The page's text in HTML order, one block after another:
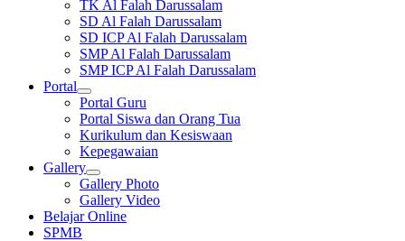
TK Al Falah Darussalam
SD Al Falah Darussalam
SD ICP Al Falah Darussalam
SMP Al Falah Darussalam
SMP ICP Al Falah Darussalam
Portal
Portal Guru
Portal Siswa dan Orang Tua
Kurikulum dan Kesiswaan
Kepegawaian
Gallery
Gallery Photo
Gallery Video
Belajar Online
SPMB